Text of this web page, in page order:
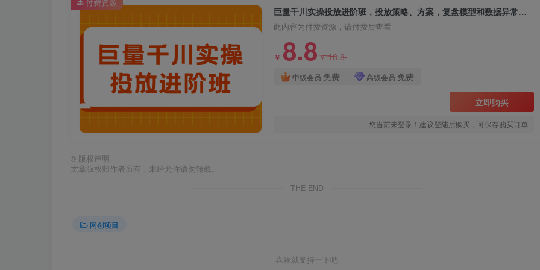
巨量千川实操投放进阶班，投放策略、方案，复盘模型和数据异常全套解决方法
此内容为付费资源，请付费后查看
￥ 8.8￥18.8
中级会员 免费 高级会员 免费
立即购买
您当前未登录！建议登陆后购买，可保存购买订单
© 版权声明
文章版权归作者所有，未经允许请勿转载。
THE END
网创项目
喜欢就支持一下吧